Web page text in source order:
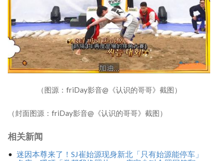
（图源：friDay影音@《认识的哥哥》截图）
（封面图源：friDay影音@《认识的哥哥》截图）
相关新闻
迷因本尊来了！SJ崔始源现身新北「只有始源能停车」